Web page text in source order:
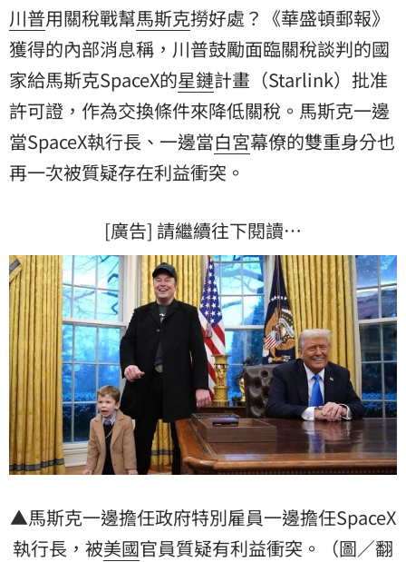
川普用關稅戰幫馬斯克撈好處？《華盛頓郵報》
獲得的內部消息稱，川普鼓勵面臨關稅談判的國
家給馬斯克SpaceX的星鏈計畫（Starlink）批准
許可證，作為交換條件來降低關稅。馬斯克一邊
當SpaceX執行長、一邊當白宮幕僚的雙重身分也
再一次被質疑存在利益衝突。
[廣告] 請繼續往下閱讀…
▲馬斯克一邊擔任政府特別雇員一邊擔任SpaceX
執行長，被美國官員質疑有利益衝突。（圖／翻